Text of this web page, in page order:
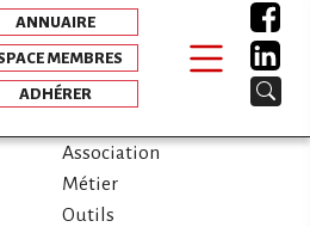
ANNUAIRE
MEMBRES
ADHÉRER
Association
Métier
Outils